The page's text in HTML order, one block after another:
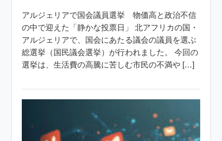
アルジェリアで国会議員選挙 物価高と政治不信
の中で迎えた「静かな投票日」 北アフリカの国・
アルジェリアで、国会にあたる議会の議員を選ぶ
総選挙（国民議会選挙）が行われました。 今回の
選挙は、生活費の高騰に苦しむ市民の不満や […]